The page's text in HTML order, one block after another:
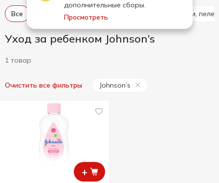
дополнительные сборы.
Просмотреть
Все Влажные салфетки для детей Подгузники,
Уход за ребенком Johnson’s
1 товар
Очистить все фильтры Johnson’s
+